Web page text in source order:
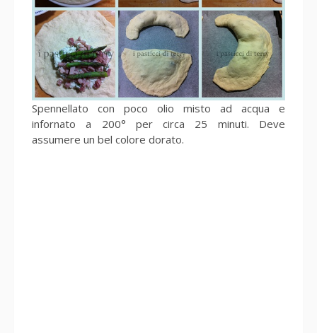
Spennellato con poco olio misto ad acqua e
infornato a 200° per circa 25 minuti. Deve
assumere un bel colore dorato.